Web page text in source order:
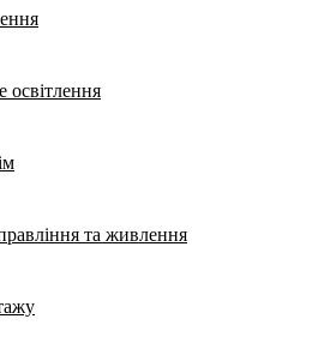
освітлення
та живлення